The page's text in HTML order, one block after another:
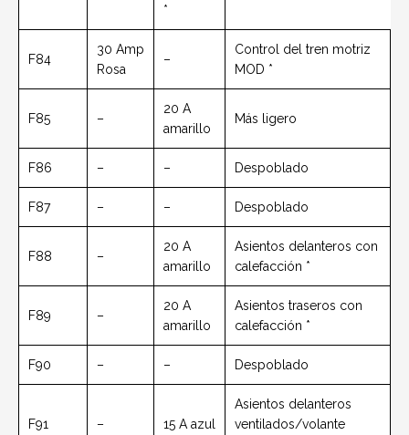
*
F84
30 Amp
Rosa
–
Control del tren motriz
MOD *
F85 –
20 A
amarillo
Más ligero
F86 – – Despoblado
F87 – – Despoblado
F88 –
20 A
amarillo
Asientos delanteros con
calefacción *
F89 –
20 A
amarillo
Asientos traseros con
calefacción *
F90 – – Despoblado
F91 – 15 A azul
Asientos delanteros
ventilados/volante